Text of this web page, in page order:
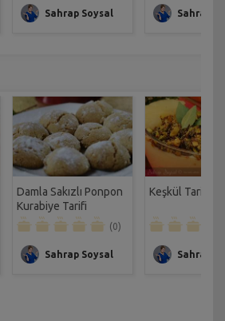
Sahrap Soysal Sahrap
Damla Sakızlı Ponpon
Kurabiye Tarifi
(0)
Sahrap Soysal
Keşkül Tarifi
Sahrap